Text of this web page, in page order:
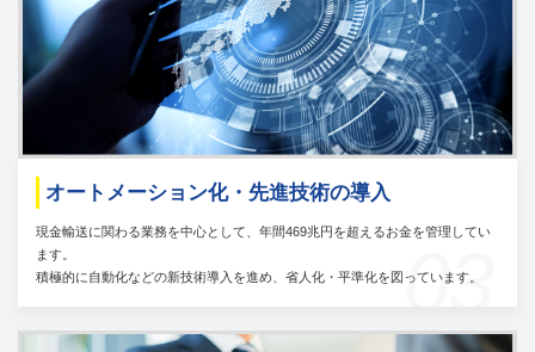
03
オートメーション化・先進技術の導入
現金輸送に関わる業務を中心として、年間469兆円を超えるお金を管理してい
ます。
積極的に自動化などの新技術導入を進め、省人化・平準化を図っています。